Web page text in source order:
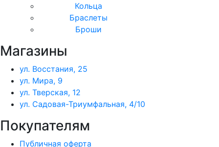
Кольца
Браслеты
Броши
Магазины
ул. Восстания, 25
ул. Мира, 9
ул. Тверская, 12
ул. Садовая-Триумфальная, 4/10
Покупателям
Публичная оферта